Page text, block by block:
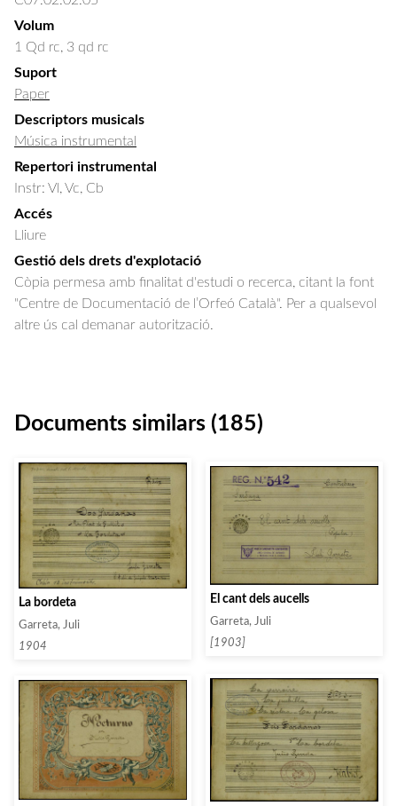
Volum
1 Qd rc, 3 qd rc
Suport
Paper
Descriptors musicals
Música instrumental
Repertori instrumental
Instr: Vl, Vc, Cb
Accés
Lliure
Gestió dels drets d'explotació
Còpia permesa amb finalitat d'estudi o recerca, citant la font
"Centre de Documentació de l’Orfeó Català". Per a qualsevol
altre ús cal demanar autorització.
Documents similars (185)
La bordeta
Garreta, Juli
1904
El cant dels aucells
Garreta, Juli
[1903]